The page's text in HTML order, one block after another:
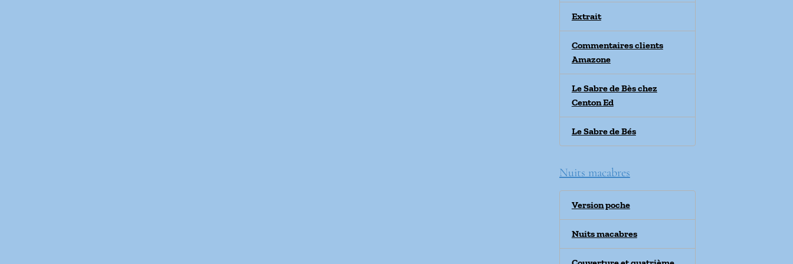
Extrait
Commentaires clients
Amazone
Le Sabre de Bès chez
Centon Ed
Le Sabre de Bés
Nuits macabres
Version poche
Nuits macabres